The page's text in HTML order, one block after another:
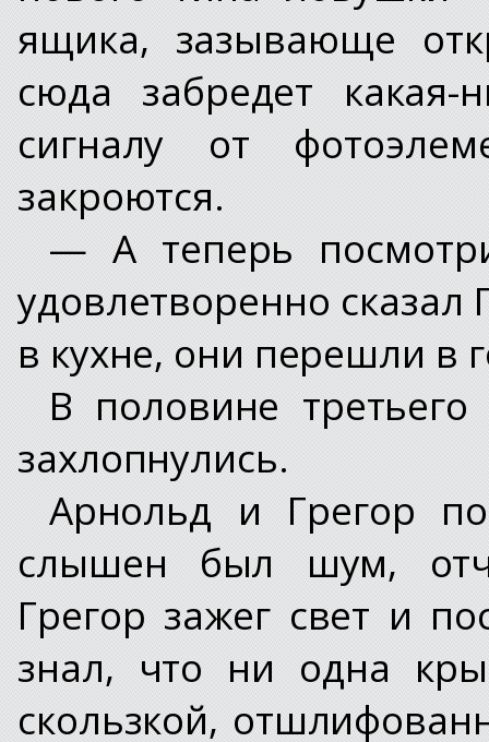
ящика, зазывающе
сюда забредет
сигналу от
закроются.
— А теперь
удовлетворенно
в кухне, они перешли в
В половине
захлопнулись.
Арнольд и Грегор
слышен был шум,
Грегор зажег свет и
знал, что ни одна
скользкой,